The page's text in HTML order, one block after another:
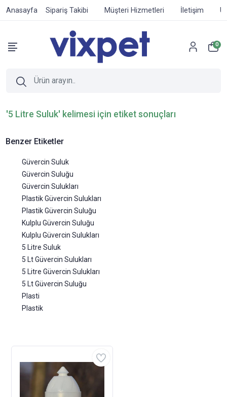
Anasayfa Sipariş Takibi Müşteri Hizmetleri İletişim
0
'5 Litre Suluk' kelimesi için etiket sonuçları
Benzer Etiketler
Güvercin Suluk
Güvercin Suluğu
Güvercin Sulukları
Plastik Güvercin Sulukları
Plastik Güvercin Suluğu
Kulplu Güvercin Suluğu
Kulplu Güvercin Sulukları
5 Litre Suluk
5 Lt Güvercin Sulukları
5 Litre Güvercin Sulukları
5 Lt Güvercin Suluğu
Plasti
Plastik